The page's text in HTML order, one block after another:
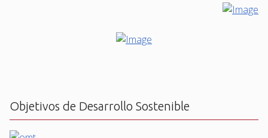
Objetivos de Desarrollo Sostenible